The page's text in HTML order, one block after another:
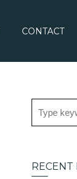
CONTACT
RECENT